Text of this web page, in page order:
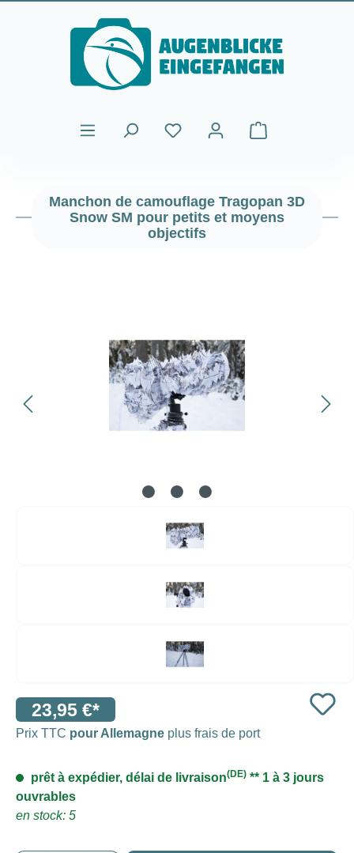
Passer au contenu principal
Le panier
Manchon de camouflage Tragopan 3D
Snow SM pour petits et moyens
objectifs
23,95 €*
Prix TTC pour Allemagne plus frais de port
prêt à expédier, délai de livraison(DE) ** 1 à 3 jours
ouvrables
en stock: 5